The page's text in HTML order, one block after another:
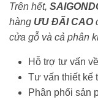
Trên hết,
hàng ƯU ĐÃI CAO
cửa gỗ và cả phân
Hỗ trợ tư vấn
Tư vấn thiết kế
Phân phối sản